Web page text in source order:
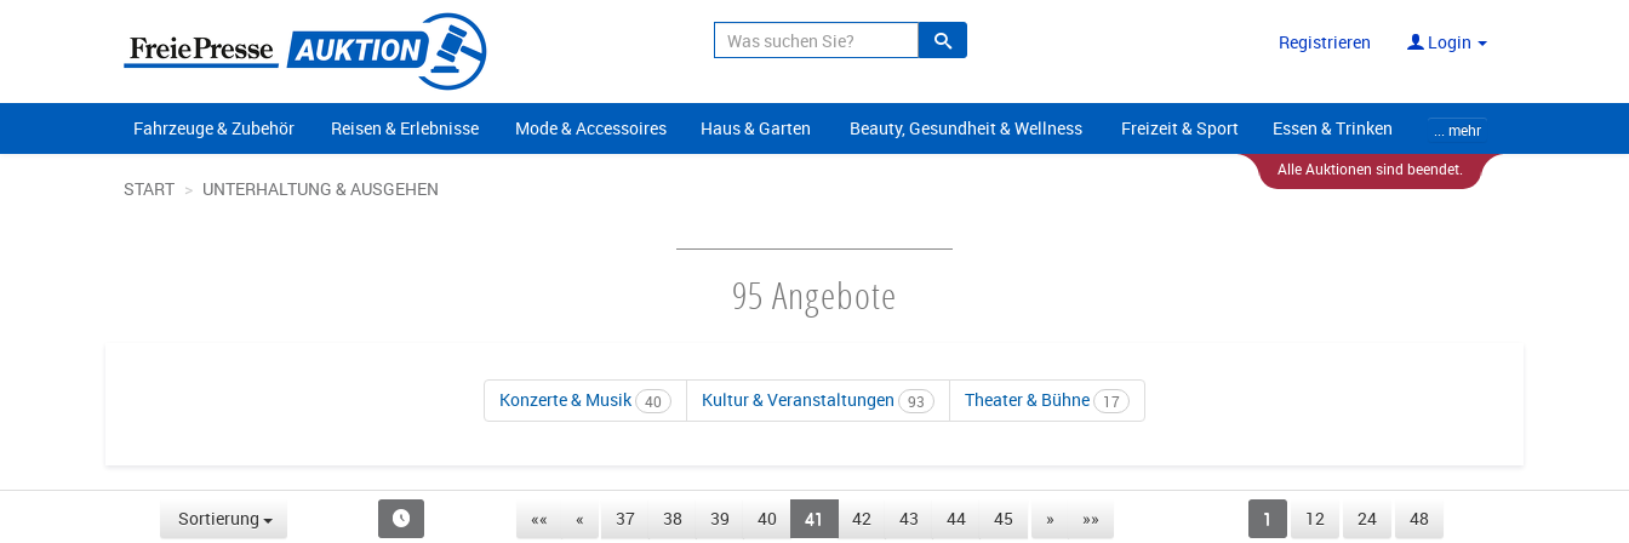
Suche Registrieren Login
Fahrzeuge & Zubehör Reisen & Erlebnisse Mode & Accessoires Haus & Garten Beauty, Gesundheit & Wellness Freizeit & Sport Essen & Trinken
... mehr
Alle Auktionen sind beendet.
START UNTERHALTUNG & AUSGEHEN
95 Angebote
Konzerte & Musik 40 Kultur & Veranstaltungen 93 Theater & Bühne 17
Sortierung 1 12 24 48
«« « 37 38 39 40 41 42 43 44 45 » »»